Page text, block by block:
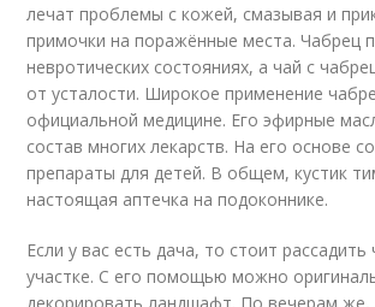
лечат проблемы с кожей, смазывая и
примочки на поражённые места. Чабрец
невротических состояниях, а чай с
от усталости. Широкое применение
официальной медицине. Его эфирные
состав многих лекарств. На его основе
препараты для детей. В общем, кустик
настоящая аптечка на подоконнике.
Если у вас есть дача, то стоит рассадить
участке. С его помощью можно
декорировать ландшафт. По вечерам же,